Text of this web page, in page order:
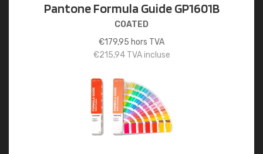
Pantone Formula Guide GP1601B
COATED
€179,95 hors TVA
€215,94TVA incluse